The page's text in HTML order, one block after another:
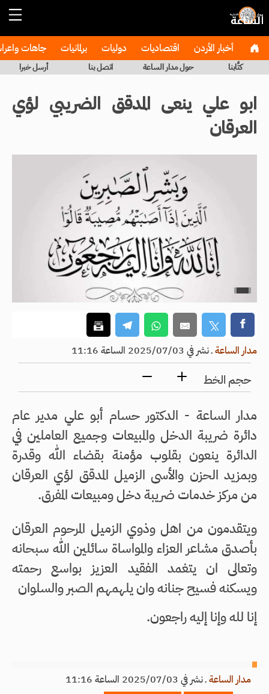
أخبار الأردن اقتصاديات دوليات برلمانيات جاهات
كتَّابنا حول مدار الساعة اتصل بنا أرسل خبرا
ابو علي ينعى المدقق الضريبي لؤي
العرقان
مدار الساعةـنشر في 2025/07/03 الساعة 11:16
حجم الخط
مدار الساعة - الدكتور حسام أبو علي مدير عام
دائرة ضريبة الدخل والمبيعات وجميع العاملين في
الدائرة ينعون بقلوب مؤمنة بقضاء الله وقدرة
وبمزيد الحزن والأسى الزميل المدقق لؤي العرقان
من مركز خدمات ضريبة دخل ومبيعات المفرق.
ويتقدمون من اهل وذوي الزميل المرحوم العرقان
بأصدق مشاعر العزاء والمواساة سائلين الله سبحانه
وتعالى ان يتغمد الفقيد العزيز بواسع رحمته
ويسكنه فسيح جنانه وان يلهمهم الصبر والسلوان
إنا لله وإنا إليه راجعون.
مدار الساعةـنشر في 2025/07/03 الساعة 11:16